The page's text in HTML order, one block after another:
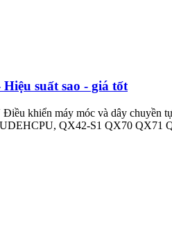
suất sao - giá tốt
khiển máy móc và dây chuyền
QX42-S1 QX70 QX71